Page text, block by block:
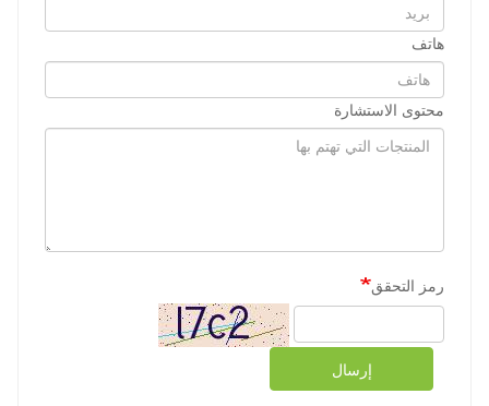
هاتف
محتوى الاستشارة
رمز التحقق
إرسال